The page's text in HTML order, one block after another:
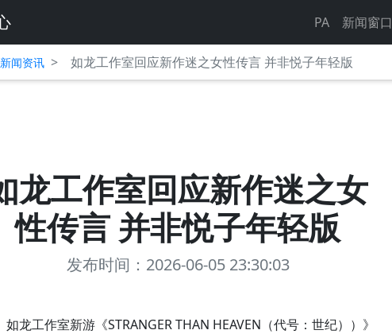
PA 新闻窗口
闻资讯 > 如龙工作室回应新作迷之女性传言 并非悦子年轻版
龙工作室回应新作迷之女
性传言 并非悦子年轻版
发布时间：2026-06-05 23:30:03
如龙工作室新游《STRANGER THAN HEAVEN（代号：世纪））》